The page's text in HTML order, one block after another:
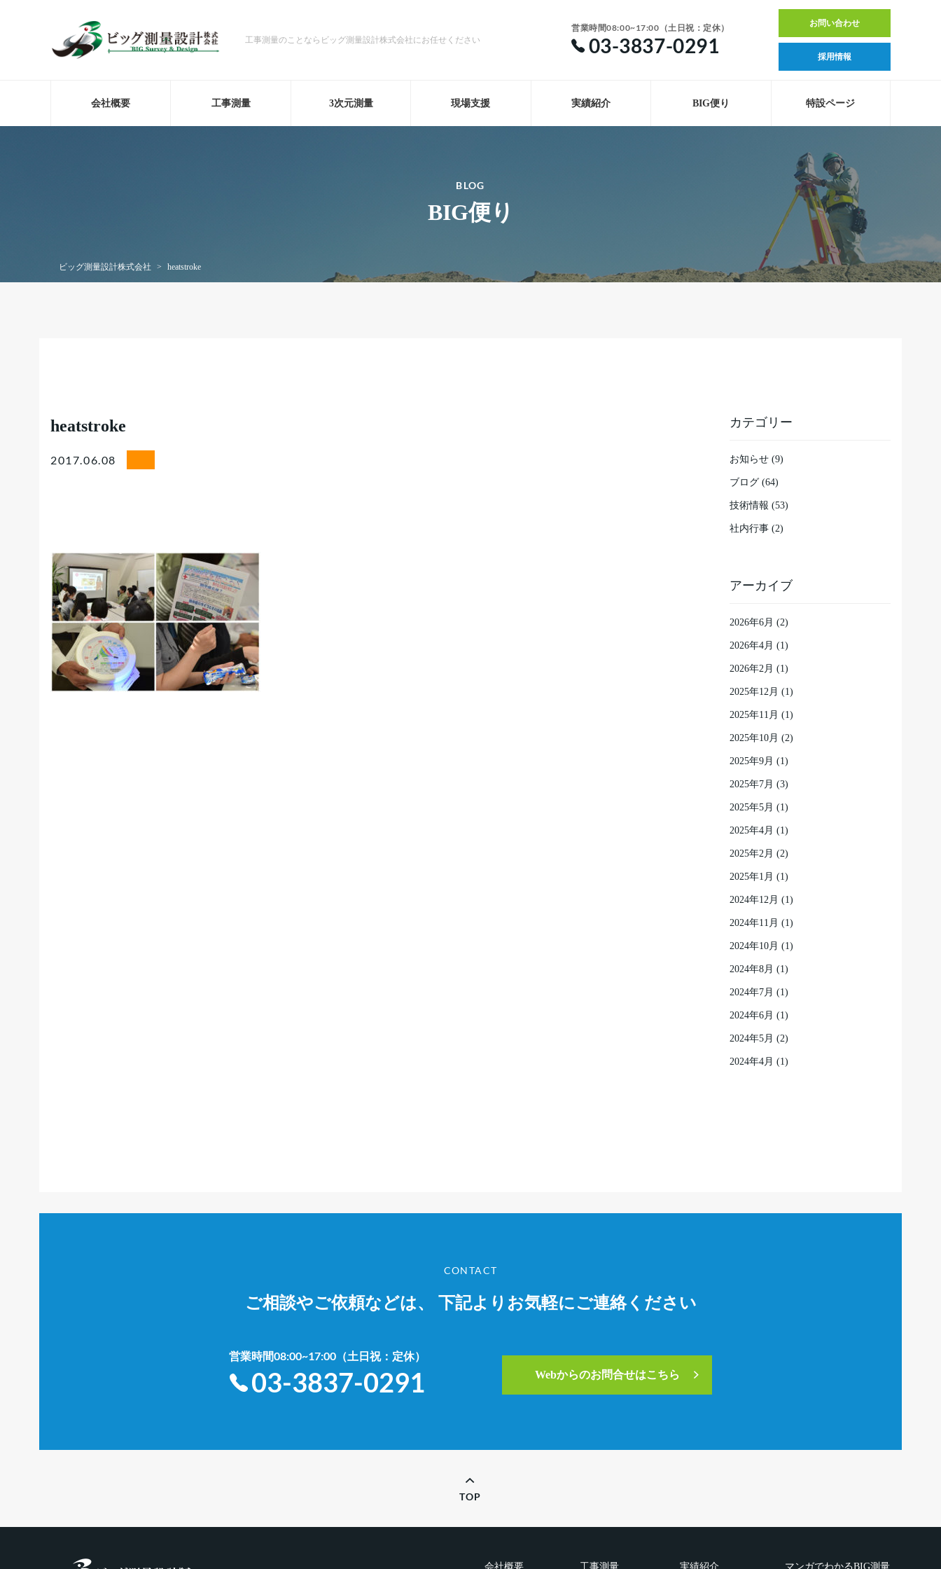
工事測量のことならビッグ測量設計株式会社にお任せください
営業時間08:00~17:00（土日祝：定休）
03-3837-0291
お問い合わせ
採用情報
会社概要 工事測量 3次元測量 現場支援 実績紹介 BIG便り 特設ページ
BLOG
BIG便り
ビッグ測量設計株式会社 > heatstroke
heatstroke
2017.06.08
カテゴリー
お知らせ (9)
ブログ (64)
技術情報 (53)
社内行事 (2)
アーカイブ
2026年6月 (2)
2026年4月 (1)
2026年2月 (1)
2025年12月 (1)
2025年11月 (1)
2025年10月 (2)
2025年9月 (1)
2025年7月 (3)
2025年5月 (1)
2025年4月 (1)
2025年2月 (2)
2025年1月 (1)
2024年12月 (1)
2024年11月 (1)
2024年10月 (1)
2024年8月 (1)
2024年7月 (1)
2024年6月 (1)
2024年5月 (2)
2024年4月 (1)
CONTACT
ご相談やご依頼などは、 下記よりお気軽にご連絡ください
営業時間08:00~17:00（土日祝：定休）
03-3837-0291 Webからのお問合せはこちら
TOP
会社概要 工事測量 実績紹介 マンガでわかるBIG測量